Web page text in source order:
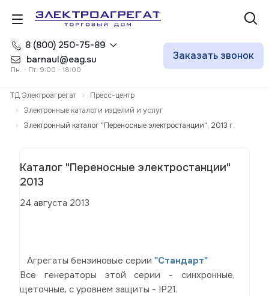
8 (800) 250-75-89
barnaul@eag.su
Пн. - Пт. 9:00 - 18:00
Заказать звонок
ТД Электроагрегат
Пресс-центр
Электронные каталоги изделий и услуг
Электронный каталог "Переносные электростанции", 2013 г.
Каталог "Переносные электростанции"
2013
24 августа 2013
Агрегаты бензиновые серии "Стандарт"
Все генераторы этой серии - синхронные,
щеточные, с уровнем защиты - IP21.